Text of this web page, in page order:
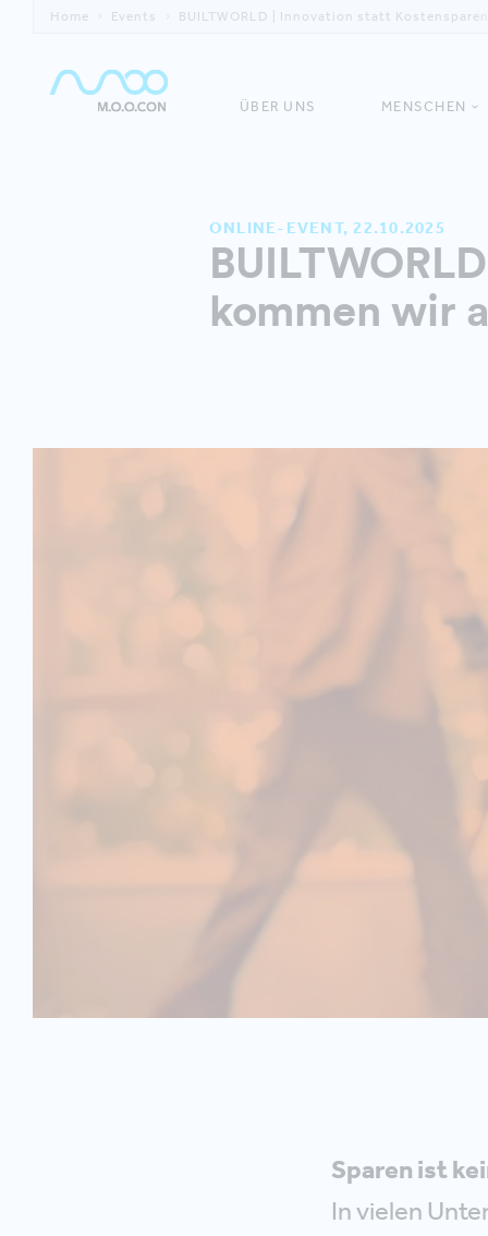
Home Events BUILTWORLD | Innovation statt Kostensparen
ÜBER UNS MENSCHEN
ONLINE-EVENT, 22.10.2025
kommen wir
Sparen ist
In vielen